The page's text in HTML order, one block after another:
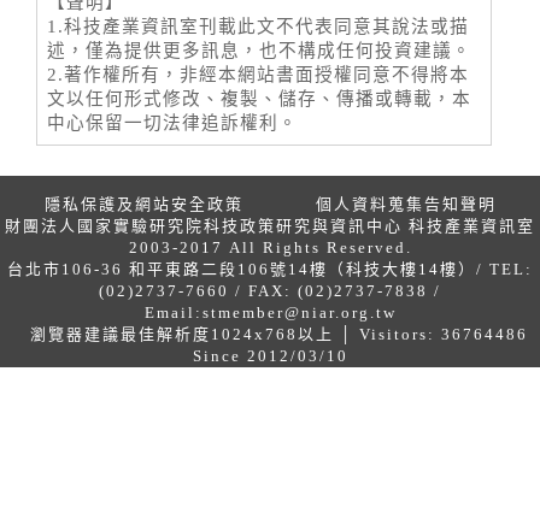
1.科技產業資訊室刊載此文不代表同意其說法或描
述，僅為提供更多訊息，也不構成任何投資建議。
2.著作權所有，非經本網站書面授權同意不得將本
文以任何形式修改、複製、儲存、傳播或轉載，本
中心保留一切法律追訴權利。
隱私保護及網站安全政策
個人資料蒐集告知聲明
財團法人國家實驗研究院科技政策研究與資訊中心 科技產業資訊室
2003-2017 All Rights Reserved.
台北市106-36 和平東路二段106號14樓（科技大樓14樓）/ TEL:
(02)2737-7660 / FAX: (02)2737-7838 /
Email: stmember@niar.org.tw
瀏覽器建議最佳解析度1024x768以上 │ Visitors: 36764486
Since 2012/03/10